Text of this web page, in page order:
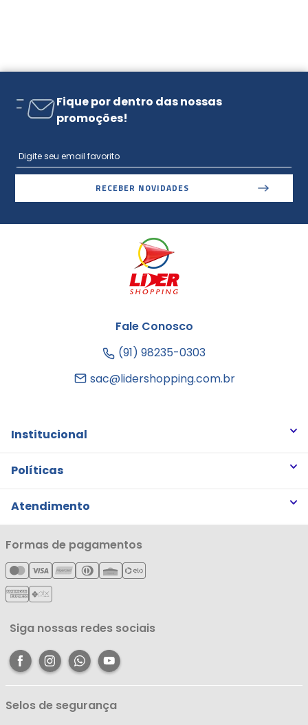
Fique por dentro das nossas
promoções!
RECEBER NOVIDADES
Fale Conosco
(91) 98235-0303
sac@lidershopping.com.br
Institucional
Quem somos
Notícias
Cartão Líderzan
Políticas
Trocas e Devoluções
Política de Privacidade
Política de Entrega
Política de Reembolso
Atendimento
Minha Conta
Meus Pedidos
Meus Favoritos
Central de Atendimento
Formas de pagamentos
Siga nossas redes sociais
Selos de segurança